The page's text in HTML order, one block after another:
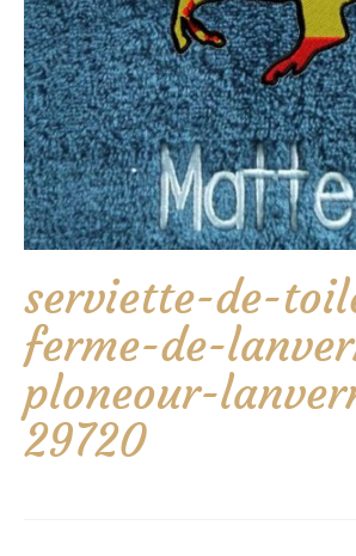
serviette-de-
ferme-de-
ploneour-
29720